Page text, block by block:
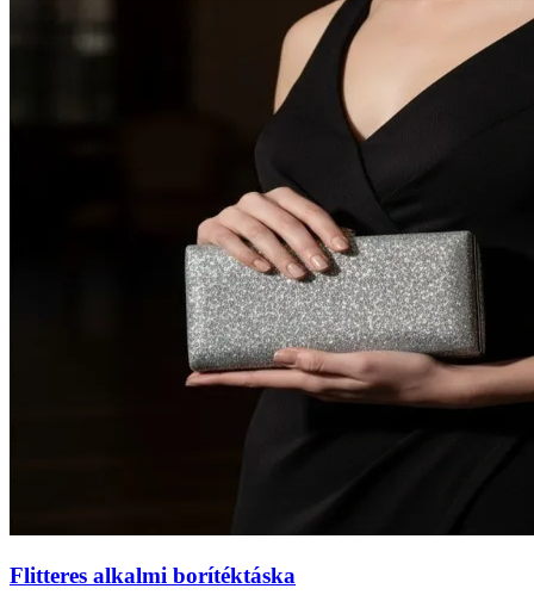
Flitteres alkalmi borítéktáska